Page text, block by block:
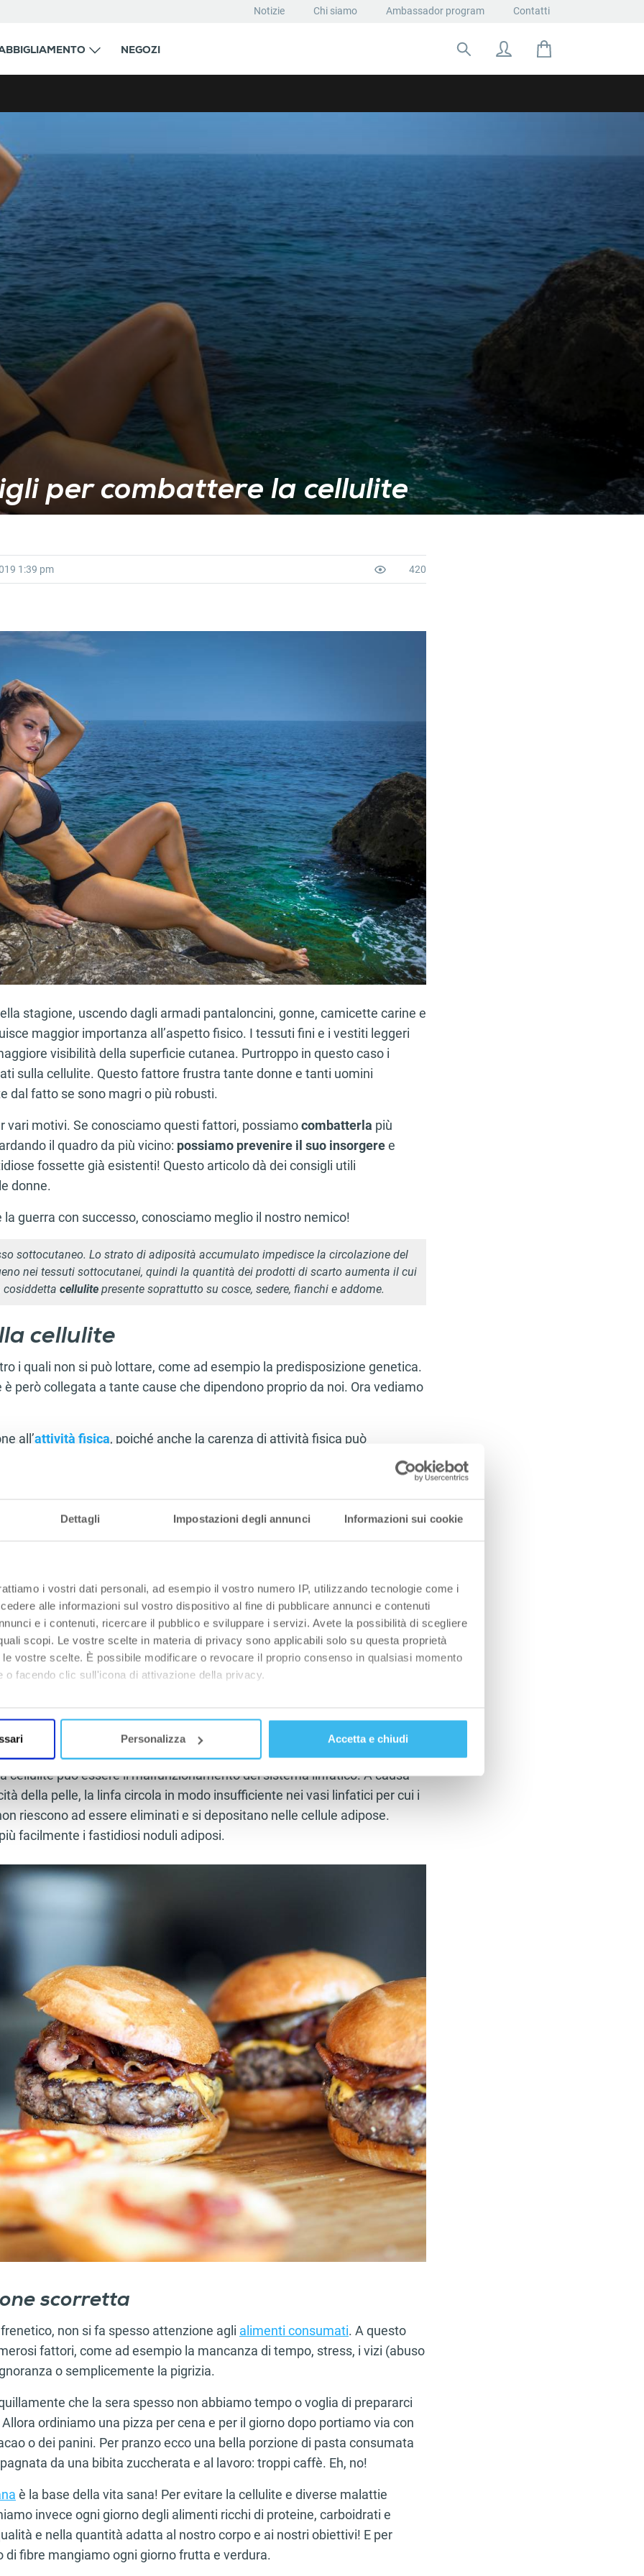
Dettagli Impostazioni degli annunci Informazioni sui cookie
i vostri dati personali, ad esempio il vostro numero IP, utilizzando tecnologie come i
alle informazioni sul vostro dispositivo al fine di pubblicare annunci e contenuti
e i contenuti, ricercare il pubblico e sviluppare i servizi. Avete la possibilità di scegliere
scopi. Le vostre scelte in materia di privacy sono applicabili solo su questa proprietà
vostre scelte. È possibile modificare o revocare il proprio consenso in qualsiasi momento
o facendo clic sull'icona di attivazione della privacy.
anche:
scansionandolo attivamente alla ricerca di caratteristiche specifiche (impronte
elaborati i tuoi dati personali e imposta le tue preferenze nella sezione dettagli. Puoi
in qualsiasi momento dalla Dichiarazione sui cookie.
contenuti ed annunci, per fornire funzionalità dei social media e per analizzare il
e social media, i quali potrebbero combinarle con altre informazioni che ha fornito loro o
dei loro servizi.
Personalizza Accetta e chiudi
Notizie Chi siamo Ambassador program Contatti
NEGOZI
Cerca:
per combattere la cellulite
1:39 pm 420
stagione, uscendo dagli armadi pantaloncini, gonne, camicette carine e
maggior importanza all’aspetto fisico. I tessuti fini e i vestiti leggeri
visibilità della superficie cutanea. Purtroppo in questo caso i
sulla cellulite. Questo fattore frustra tante donne e tanti uomini
dal fatto se sono magri o più robusti.
vari motivi. Se conosciamo questi fattori, possiamocombatterla più
il quadro da più vicino: possiamo prevenire il suo insorgeree
fossette già esistenti! Questo articolo dà dei consigli utili
donne.
la guerra con successo, conosciamo meglio il nostro nemico!
sottocutaneo. Lo strato di adiposità accumulato impedisce la circolazione del
nei tessuti sottocutanei, quindi la quantità dei prodotti di scarto aumenta il cui
cosiddetta cellulitepresente soprattutto su cosce, sedere, fianchi e addome.
cellulite
i quali non si può lottare, come ad esempio la predisposizione genetica.
però collegata a tante cause che dipendono proprio da noi. Ora vediamo
all’attività fisica, poiché anche la carenza di attività fisica può
.
meno alcool, rinunciamoal fumoe cerchiamo distressarcidi meno
diabete, obesità, alta pressione, difformità statica della colonna
dell’arco plantare oppure la carenza di estrogeno. In presenza di
il medico il più prima possibile e/o chiedere consigli a dietetici,
ereditari
contraccettivi o di alimenti trattati con ormoni) l’organismo
cellulite può essere il malfunzionamento del sistema linfatico. A causa
della pelle, la linfa circola in modo insufficiente nei vasi linfatici per cui i
riescono ad essere eliminati e si depositano nelle cellule adipose.
facilmente i fastidiosi noduli adiposi.
scorretta
non si fa spesso attenzione agli alimenti consumati. A questo
fattori, come ad esempio la mancanza di tempo, stress, i vizi (abuso
o semplicemente la pigrizia.
che la sera spesso non abbiamo tempo o voglia di prepararci
ordiniamo una pizza per cena e per il giorno dopo portiamo via con
o dei panini. Per pranzo ecco una bella porzione di pasta consumata
da una bibita zuccherata e al lavoro: troppi caffè. Eh, no!
è la base della vita sana! Per evitare la cellulite e diverse malattie
invece ogni giorno degli alimenti ricchi di proteine, carboidrati e
e nella quantità adatta al nostro corpo e ai nostri obiettivi! E per
di fibre mangiamo ogni giorno frutta e verdura.